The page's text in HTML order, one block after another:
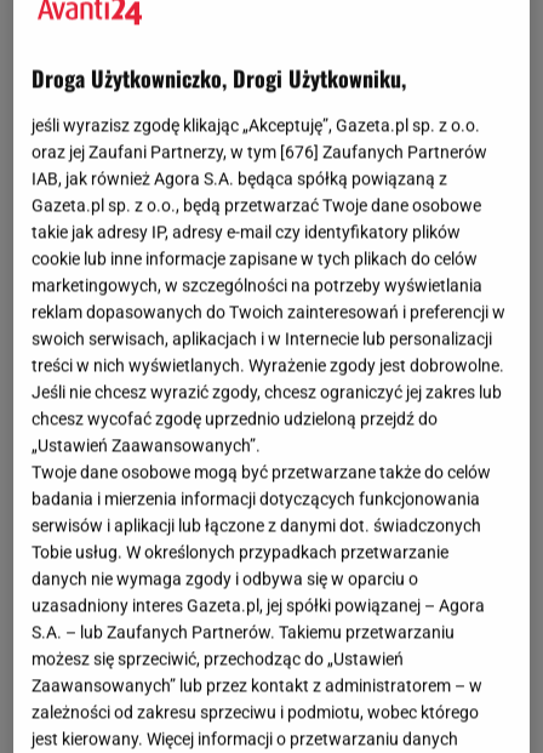
Droga Użytkowniczko, Drogi Użytkowniku,
jeśli wyrazisz zgodę klikając „Akceptuję”, Gazeta.pl sp. z o.o.
oraz jej Zaufani Partnerzy, w tym [676] Zaufanych Partnerów
IAB, jak również Agora S.A. będąca spółką powiązaną z
Gazeta.pl sp. z o.o., będą przetwarzać Twoje dane osobowe
takie jak adresy IP, adresy e-mail czy identyfikatory plików
cookie lub inne informacje zapisane w tych plikach do celów
marketingowych, w szczególności na potrzeby wyświetlania
reklam dopasowanych do Twoich zainteresowań i preferencji w
swoich serwisach, aplikacjach i w Internecie lub personalizacji
treści w nich wyświetlanych. Wyrażenie zgody jest dobrowolne.
Jeśli nie chcesz wyrazić zgody, chcesz ograniczyć jej zakres lub
chcesz wycofać zgodę uprzednio udzieloną przejdź do
„Ustawień Zaawansowanych”.
Twoje dane osobowe mogą być przetwarzane także do celów
badania i mierzenia informacji dotyczących funkcjonowania
serwisów i aplikacji lub łączone z danymi dot. świadczonych
Tobie usług. W określonych przypadkach przetwarzanie
danych nie wymaga zgody i odbywa się w oparciu o
uzasadniony interes Gazeta.pl, jej spółki powiązanej – Agora
S.A. – lub Zaufanych Partnerów. Takiemu przetwarzaniu
możesz się sprzeciwić, przechodząc do „Ustawień
Zaawansowanych” lub przez kontakt z administratorem – w
zależności od zakresu sprzeciwu i podmiotu, wobec którego
jest kierowany. Więcej informacji o przetwarzaniu danych